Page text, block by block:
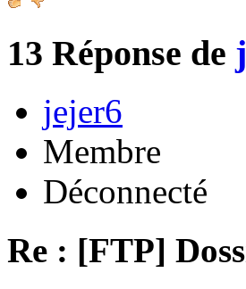
13 Réponse de
jejer6
Membre
Déconnecté
Re : [FTP]